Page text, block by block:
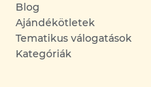
Blog
Ajándékötletek
Tematikus válogatások
Kategóriák